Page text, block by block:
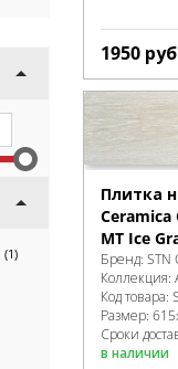
(1)
1950
Плитка
Ceramica
MT Ice
Бренд: STN
Коллекция:
Код товара:
Размер:
Сроки
в наличии